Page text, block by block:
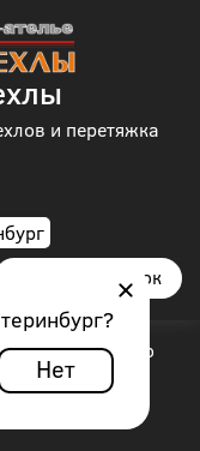
?
Нет
и перетяжка
Заказать звонок
/ Chery Kimo